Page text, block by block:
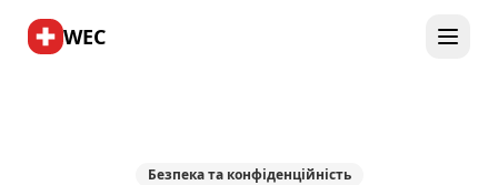
WEC
Безпека та конфіденційність